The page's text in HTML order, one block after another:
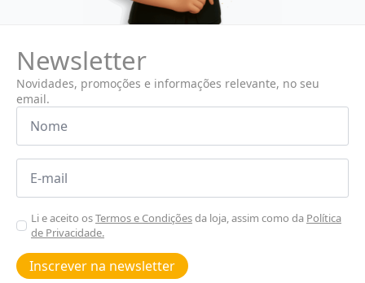
Newsletter
Novidades, promoções e informações relevante, no seu
email.
Nome
Email
Aceitar
Poiticas
de
privacidade
Li e aceito osTermos e Condiçõesda loja, assim como da Política
de Privacidade.
Inscrever na newsletter